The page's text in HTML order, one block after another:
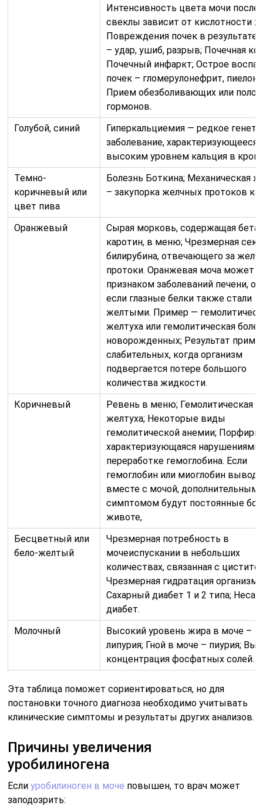
Интенсивность цвета мочи после
свеклы зависит от кислотности
Повреждения почек в результате
– удар, ушиб, разрыв; Почечная
Почечный инфаркт; Острое
почек – гломерулонефрит,
Прием обезболивающих или
гормонов.
Голубой, синий
Гиперкальциемия — редкое
заболевание, характеризующееся
высоким уровнем кальция в
Темно-
коричневый или
цвет пива
Болезнь Боткина; Механическая
– закупорка желчных протоков
Оранжевый
Сырая морковь, содержащая бета-
каротин, в меню; Чрезмерная
билирубина, отвечающего за
протоки. Оранжевая моча может
признаком заболеваний печени,
если глазные белки также стали
желтыми. Пример —
желтуха или гемолитическая
новорожденных; Результат
слабительных, когда организм
подвергается потере большого
количества жидкости.
Коричневый
Ревень в меню; Гемолитическая
желтуха; Некоторые виды
гемолитической анемии;
характеризующаяся нарушениями
переработке гемоглобина. Если
гемоглобин или миоглобин
вместе с мочой, дополнительным
симптомом будут постоянные
животе,
Бесцветный или
бело-желтый
Чрезмерная потребность в
мочеиспускании в небольших
количествах, связанная с
Чрезмерная гидратация
Сахарный диабет 1 и 2 типа;
диабет.
Молочный
Высокий уровень жира в моче –
липурия; Гной в моче – пиурия;
концентрация фосфатных солей.
Эта таблица поможет сориентироваться, но для
постановки точного диагноза необходимо учитывать
клинические симптомы и результаты других анализов.
Причины увеличения
уробилиногена
Еслиуробилиноген в моче повышен, то врач может
заподозрить: